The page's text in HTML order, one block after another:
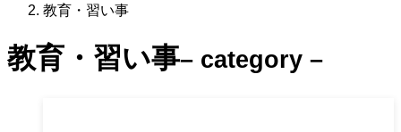
教育・習い事
教育・習い事– category –